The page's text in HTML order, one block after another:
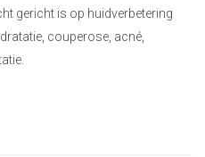
gericht is op huidverbetering
couperose, acné,